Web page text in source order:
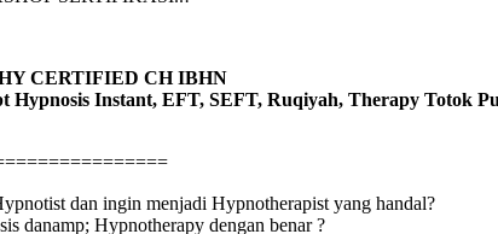
CERTIFIED CH IBHN
Hypnosis Instant, EFT, SEFT, Ruqiyah, Therapy Totok
dan ingin menjadi Hypnotherapist yang handal?
danamp; Hypnotherapy dengan benar ?